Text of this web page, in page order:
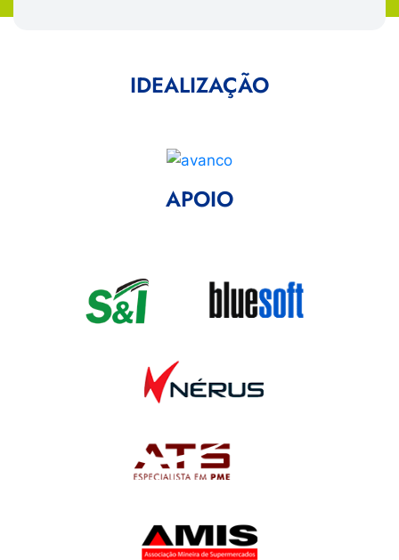
IDEALIZAÇÃO
APOIO